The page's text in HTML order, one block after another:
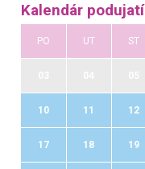
Kalendár podujatí
PO UT ST
10 11 12
17 18 19